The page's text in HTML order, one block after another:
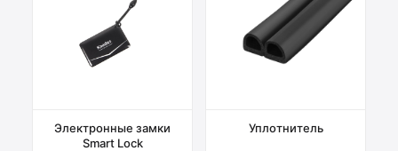
Электронные замки
Smart Lock
Уплотнитель